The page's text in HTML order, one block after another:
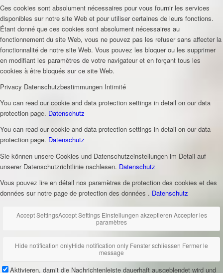
Ces cookies sont absolument nécessaires pour vous fournir les services
disponibles sur notre site Web et pour utiliser certaines de leurs fonctions.
Étant donné que ces cookies sont absolument nécessaires au
fonctionnement du site Web, vous ne pouvez pas les refuser sans affecter la
fonctionnalité de notre site Web. Vous pouvez les bloquer ou les supprimer
en modifiant les paramètres de votre navigateur et en forçant tous les
cookies à être bloqués sur ce site Web.
Privacy Datenschutzbestimmungen Intimité
You can read our cookie and data protection settings in detail on our data
protection page. Datenschutz
You can read our cookie and data protection settings in detail on our data
protection page. Datenschutz
Sie können unsere Cookies und Datenschutzeinstellungen im Detail auf
unserer Datenschutzrichtlinie nachlesen. Datenschutz
Vous pouvez lire en détail nos paramètres de protection des cookies et des
données sur notre page de protection des données . Datenschutz
Accept SettingsAccept Settings Einstellungen akzeptieren Accepter les
paramètres
Hide notification onlyHide notification only Fenster schliessen Fermer le
message
Aktivieren, damit die Nachrichtenleiste dauerhaft ausgeblendet wird und